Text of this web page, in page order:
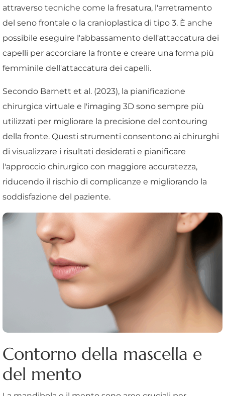
attraverso tecniche come la fresatura, l'arretramento
del seno frontale o la cranioplastica di tipo 3. È anche
possibile eseguire l'abbassamento dell'attaccatura dei
capelli per accorciare la fronte e creare una forma più
femminile dell'attaccatura dei capelli.
Secondo Barnett et al. (2023), la pianificazione
chirurgica virtuale e l'imaging 3D sono sempre più
utilizzati per migliorare la precisione del contouring
della fronte. Questi strumenti consentono ai chirurghi
di visualizzare i risultati desiderati e pianificare
l'approccio chirurgico con maggiore accuratezza,
riducendo il rischio di complicanze e migliorando la
soddisfazione del paziente.
Contorno della mascella e
del mento